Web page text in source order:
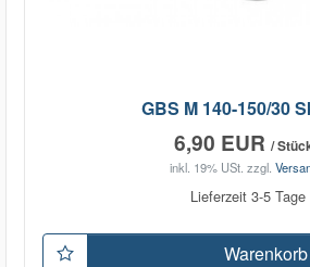
GBS M 140-150/30
6,90 EUR /
inkl. 19% USt. zzgl.
Lieferzeit 3-5 Tage
Warenkorb